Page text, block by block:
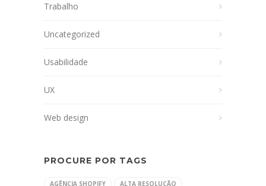
Trabalho
Uncategorized
Usabilidade
UX
Web design
PROCURE POR TAGS
AGÊNCIA SHOPIFY
ALTA RESOLUÇÃO